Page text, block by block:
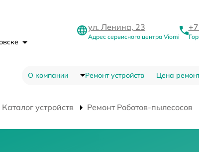
ул. Ленина, 23
Адрес сервисного центра Viomi
О компании Ремонт устройств Цена
Каталог устройств Ремонт Роботов-пылесосов